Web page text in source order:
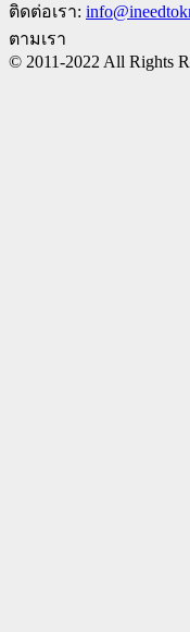
ติดต่อเรา:
ตามเรา
© 2011-2022 All Rights